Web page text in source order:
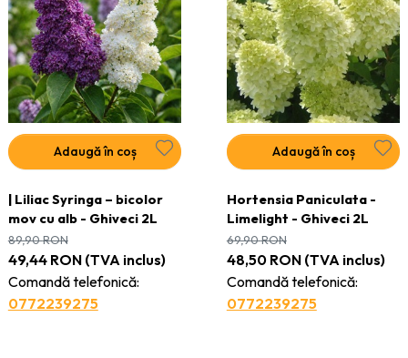
Adaugă în coș
| Liliac Syringa – bicolor
mov cu alb - Ghiveci 2L
49,44 RON(TVA inclus)
Comandă telefonică:
0772239275
89,90RON
Adaugă în coș
Hortensia Paniculata -
Limelight - Ghiveci 2L
48,50 RON(TVA inclus)
Comandă telefonică:
0772239275
69,90RON